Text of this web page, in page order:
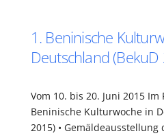
1. Beninische
Deutschland (BekuD
Vom 10. bis 20. Juni 2015
Beninische Kulturwoche in
2015) •